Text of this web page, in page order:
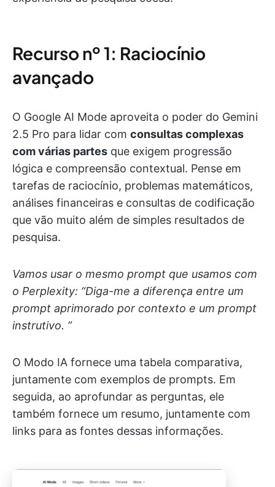
Recurso nº 1: Raciocínio
avançado
O Google AI Mode aproveita o poder do Gemini
2.5 Pro para lidar com consultas complexas
com várias partes que exigem progressão
lógica e compreensão contextual. Pense em
tarefas de raciocínio, problemas matemáticos,
análises financeiras e consultas de codificação
que vão muito além de simples resultados de
pesquisa.
Vamos usar o mesmo prompt que usamos com
o Perplexity: “Diga-me a diferença entre um
prompt aprimorado por contexto e um prompt
instrutivo. ”
O Modo IA fornece uma tabela comparativa,
juntamente com exemplos de prompts. Em
seguida, ao aprofundar as perguntas, ele
também fornece um resumo, juntamente com
links para as fontes dessas informações.